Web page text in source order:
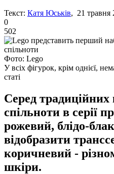
Текст: Катя Юськів, 21 травня
0
502
Фото: Lego
У всіх фігурок, крім однієї,
статі
Серед
спільноти в серії
рожевий, блідо-
відобразити
коричневий -
шкіри.